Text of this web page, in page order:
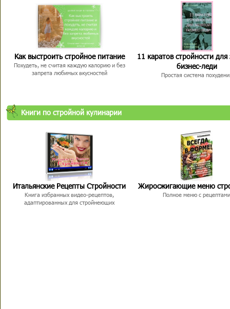
Как выстроить стройное питание
Похудеть, не считая каждую калорию и без
запрета любимых вкусностей
11 каратов стройности для
бизнес-леди
Простая система
Книги по стройной кулинарии
Итальянские Рецепты Стройности
Книга избранных видео-рецептов,
адаптированных для стройнеющих
Жиросжигающие меню
Полное меню с рецептами